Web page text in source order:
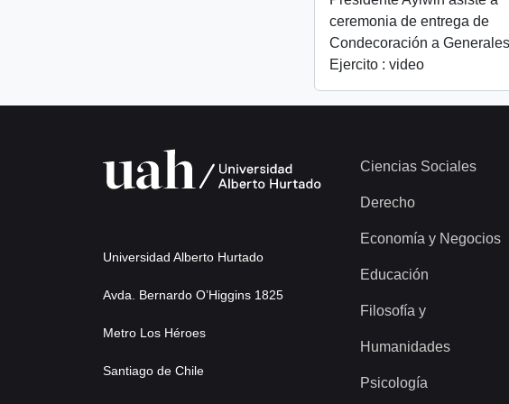
ceremonia de entrega de
Condecoración a
Ejercito : video
Universidad Alberto Hurtado
Avda. Bernardo O’Higgins 1825
Metro Los Héroes
Santiago de Chile
Ciencias Sociales
Derecho
Economía y Negocios
Educación
Filosofía y
Humanidades
Psicología